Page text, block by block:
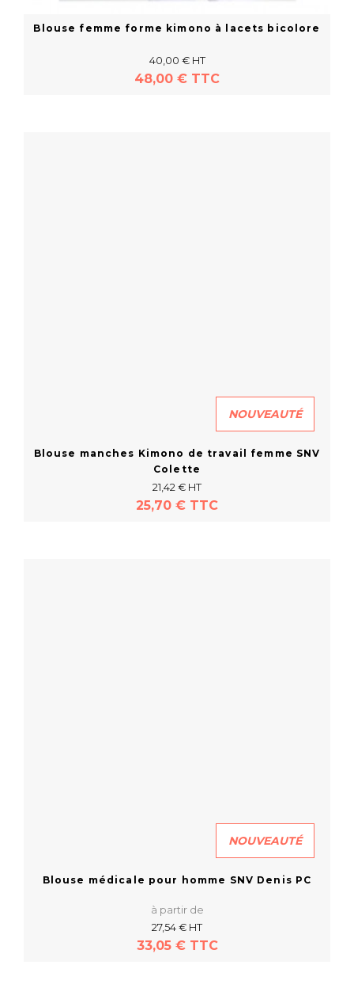
Blouse femme forme kimono à lacets bicolore
40,00 € HT
48,00 € TTC
NOUVEAUTÉ
Blouse manches Kimono de travail femme SNV
Colette
21,42 € HT
25,70 € TTC
NOUVEAUTÉ
Blouse médicale pour homme SNV Denis PC
à partir de
27,54 € HT
33,05 € TTC